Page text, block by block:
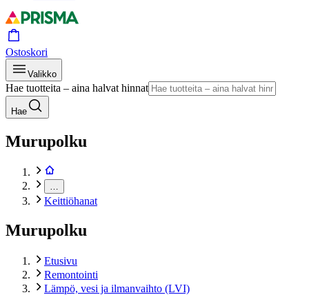
Ostoskori
Valikko
Hae tuotteita – aina halvat hinnat
Hae
Murupolku
Keittiöhanat
Murupolku
Etusivu
Remontointi
Lämpö, vesi ja ilmanvaihto (LVI)